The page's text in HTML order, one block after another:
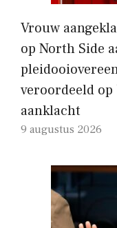
Vrouw
op North Side
veroordeeld op
aanklacht
9 augustus 2026